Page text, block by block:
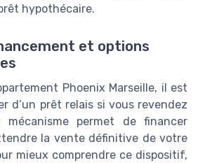
hypothécaire.
et options
Phoenix Marseille, il est
d’un prêt relais si vous revendez
permet de financer
la vente définitive de votre
mieux comprendre ce dispositif,